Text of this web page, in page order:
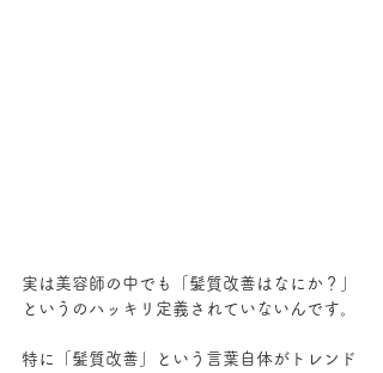
実は美容師の中でも「髪質改善はなにか？」
というのハッキリ定義されていないんです。
特に「髪質改善」という言葉自体がトレンド